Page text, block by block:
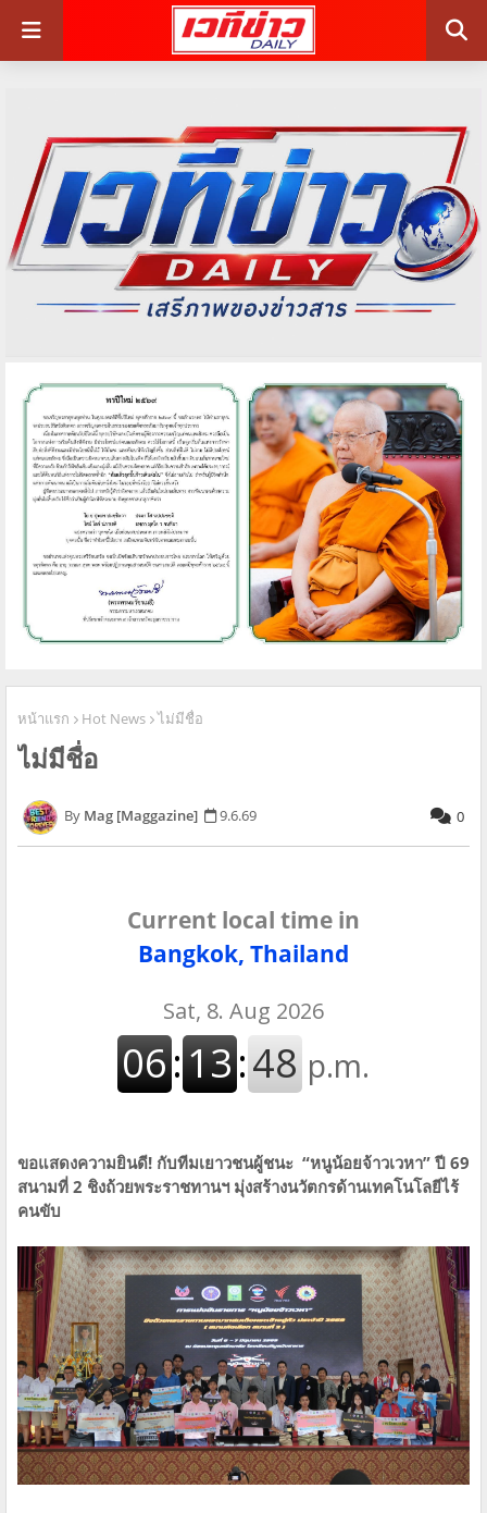
หน้าแรก Hot News ไม่มีชื่อ
ไม่มีชื่อ
Mag [Maggazine] 9.6.69 0
Current local time in
Bangkok, Thailand
ขอแสดงความยินดี! กับทีมเยาวชนผู้ชนะ “หนูน้อยจ้าวเวหา” ปี 69
สนามที่ 2 ชิงถ้วยพระราชทานฯ มุ่งสร้างนวัตกรด้านเทคโนโลยีไร้
คนขับ